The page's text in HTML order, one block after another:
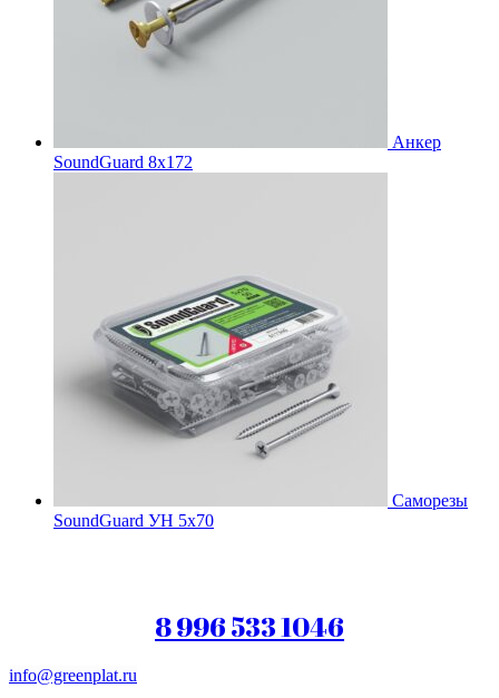
Анкер
SoundGuard 8x172
Саморезы
SoundGuard УН 5х70
8 996 533 1046
info@greenplat.ru